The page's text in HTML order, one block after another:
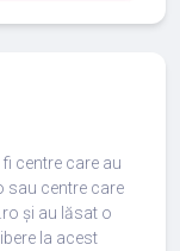
centre care au
sau centre care
și au lăsat o
la acest